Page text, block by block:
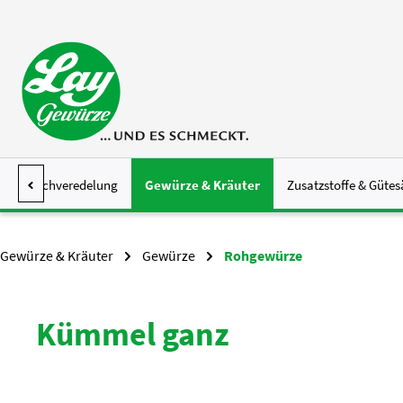
Fleischveredelung Gewürze & Kräuter Zusatzstoffe &
Gewürze & Kräuter Gewürze Rohgewürze
Kümmel ganz